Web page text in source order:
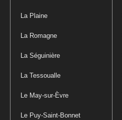
La Plaine
La Romagne
La Séguinière
La Tessoualle
Le May-sur-Èvre
Le Puy-Saint-Bonnet